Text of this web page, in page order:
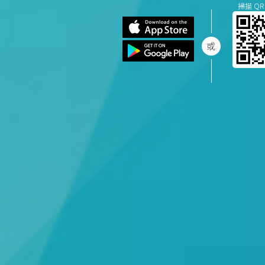
掃描